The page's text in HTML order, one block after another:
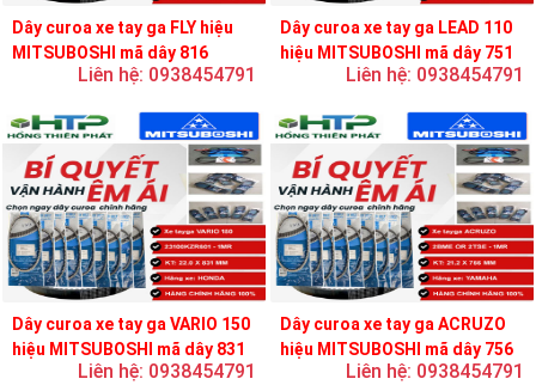
Dây curoa xe tay ga FLY hiệu
MITSUBOSHI mã dây 816
Liên hệ: 0938454791
Dây curoa xe tay ga LEAD 110
hiệu MITSUBOSHI mã dây 751
Liên hệ: 0938454791
Dây curoa xe tay ga VARIO 150
hiệu MITSUBOSHI mã dây 831
Liên hệ: 0938454791
Dây curoa xe tay ga ACRUZO
hiệu MITSUBOSHI mã dây 756
Liên hệ: 0938454791